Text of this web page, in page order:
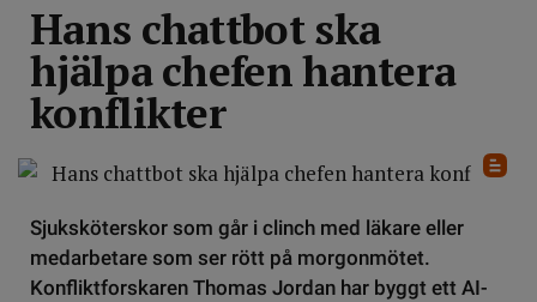
Hans chattbot ska
hjälpa chefen hantera
konflikter
Sjuksköterskor som går i clinch med läkare eller
medarbetare som ser rött på morgonmötet.
Konfliktforskaren Thomas Jordan har byggt ett AI-